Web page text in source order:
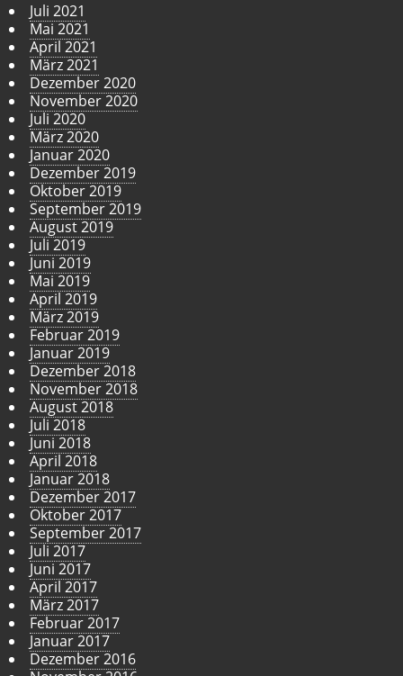
Juli 2021
Mai 2021
April 2021
März 2021
Dezember 2020
November 2020
Juli 2020
März 2020
Januar 2020
Dezember 2019
Oktober 2019
September 2019
August 2019
Juli 2019
Juni 2019
Mai 2019
April 2019
März 2019
Februar 2019
Januar 2019
Dezember 2018
November 2018
August 2018
Juli 2018
Juni 2018
April 2018
Januar 2018
Dezember 2017
Oktober 2017
September 2017
Juli 2017
Juni 2017
April 2017
März 2017
Februar 2017
Januar 2017
Dezember 2016